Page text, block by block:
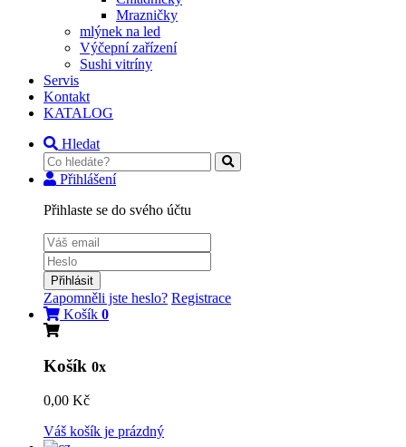
Mrazničky
mlýnek na led
Výčepní zařízení
Sushi vitríny
Servis
Kontakt
KATALOG
Hledat
Přihlášení
Přihlaste se do svého účtu
Přihlásit
Zapomněli jste heslo? Registrace
Košík 0
Košík 0x
0,00 Kč
Váš košík je prázdný